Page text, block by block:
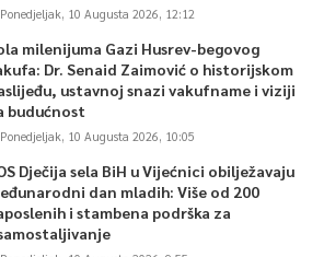
Ponedjeljak, 10 Augusta 2026, 12:12
milenijuma Gazi Husrev-begovog
Dr. Senaid Zaimović o historijskom
ustavnoj snazi vakufname i viziji
budućnost
Ponedjeljak, 10 Augusta 2026, 10:05
Dječija sela BiH u Vijećnici obilježavaju
dan mladih: Više od 200
i stambena podrška za